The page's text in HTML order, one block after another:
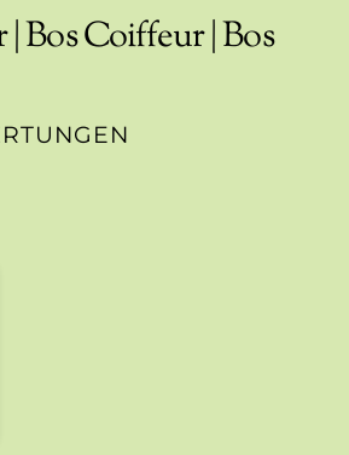
Bos Coiffeur | Bos
und
|